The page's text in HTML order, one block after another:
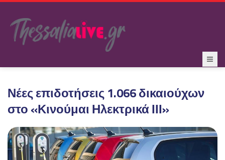
Νέες επιδοτήσεις 1.066 δικαιούχων
στο «Κινούμαι Ηλεκτρικά ΙΙΙ»